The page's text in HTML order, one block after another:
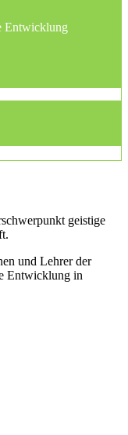
Entwicklung
geistige
und Lehrer der
Entwicklung in